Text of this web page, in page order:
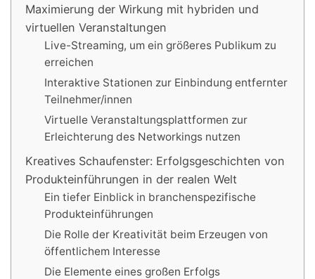
Maximierung der Wirkung mit hybriden und
virtuellen Veranstaltungen
Live-Streaming, um ein größeres Publikum zu
erreichen
Interaktive Stationen zur Einbindung entfernter
Teilnehmer/innen
Virtuelle Veranstaltungsplattformen zur
Erleichterung des Networkings nutzen
Kreatives Schaufenster: Erfolgsgeschichten von
Produkteinführungen in der realen Welt
Ein tiefer Einblick in branchenspezifische
Produkteinführungen
Die Rolle der Kreativität beim Erzeugen von
öffentlichem Interesse
Die Elemente eines großen Erfolgs